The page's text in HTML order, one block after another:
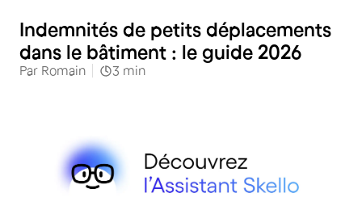
Indemnités de petits déplacements
dans le bâtiment : le guide 2026
Par Romain 3 min